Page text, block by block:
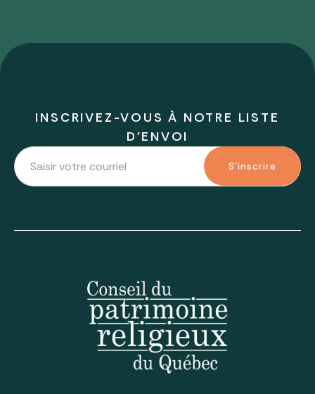
INSCRIVEZ-VOUS À NOTRE LISTE
D'ENVOI
S'inscrire